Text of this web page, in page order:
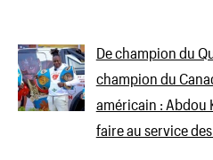
De champion du
champion du
américain : Abdou
faire au service